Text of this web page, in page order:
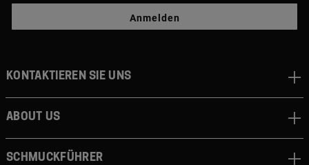
Anmelden
Kontaktieren sie uns
About us
Schmuckführer